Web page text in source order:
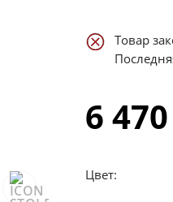
Товар
6 470
Цвет: